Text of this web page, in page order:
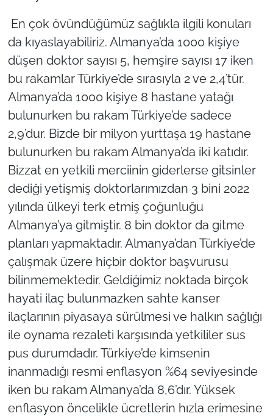
En çok övündüğümüz sağlıkla ilgili konuları
da kıyaslayabiliriz. Almanya’da 1000 kişiye
düşen doktor sayısı 5, hemşire sayısı 17 iken
bu rakamlar Türkiye’de sırasıyla 2 ve 2,4’tür.
Almanya’da 1000 kişiye 8 hastane yatağı
bulunurken bu rakam Türkiye’de sadece
2,9’dur. Bizde bir milyon yurttaşa 19 hastane
bulunurken bu rakam Almanya’da iki katıdır.
Bizzat en yetkili merciinin giderlerse gitsinler
dediği yetişmiş doktorlarımızdan 3 bini 2022
yılında ülkeyi terk etmiş çoğunluğu
Almanya’ya gitmiştir. 8 bin doktor da gitme
planları yapmaktadır. Almanya’dan Türkiye’de
çalışmak üzere hiçbir doktor başvurusu
bilinmemektedir. Geldiğimiz noktada birçok
hayati ilaç bulunmazken sahte kanser
ilaçlarının piyasaya sürülmesi ve halkın sağlığı
ile oynama rezaleti karşısında yetkililer sus
pus durumdadır. Türkiye’de kimsenin
inanmadığı resmi enflasyon %64 seviyesinde
iken bu rakam Almanya’da 8,6’dır. Yüksek
enflasyon öncelikle ücretlerin hızla erimesine